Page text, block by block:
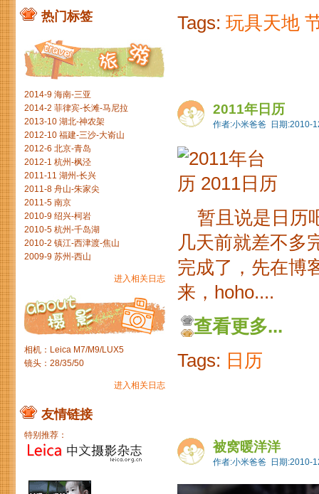
Tags:玩具天地
2011年日历
作者:小米爸爸 日期:2010-
暂且说是日历
几天前就差不多
完成了，先在博
来，hoho....
查看更多...
Tags: 日历
被窝暖洋洋
作者:小米爸爸 日期:2010-
热门标签
2014-9 海南-三亚
2014-2 菲律宾-长滩-马尼拉
2013-10 湖北-神农架
2012-10 福建-三沙-大嵛山
2012-6 北京-青岛
2012-1 杭州-枫泾
2011-11 湖州-长兴
2011-8 舟山-朱家尖
2011-5 南京
2010-9 绍兴-柯岩
2010-5 杭州-千岛湖
2010-2 镇江-西津渡-焦山
2009-9 苏州-西山
进入相关日志
相机：Leica M7/M9/LUX5
镜头：28/35/50
进入相关日志
友情链接
特别推荐：